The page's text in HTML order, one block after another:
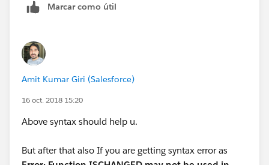
Marcar como útil
Amit Kumar Giri (Salesforce)
16 oct. 2018 15:20
Above syntax should help u.
But after that also If you are getting syntax error as